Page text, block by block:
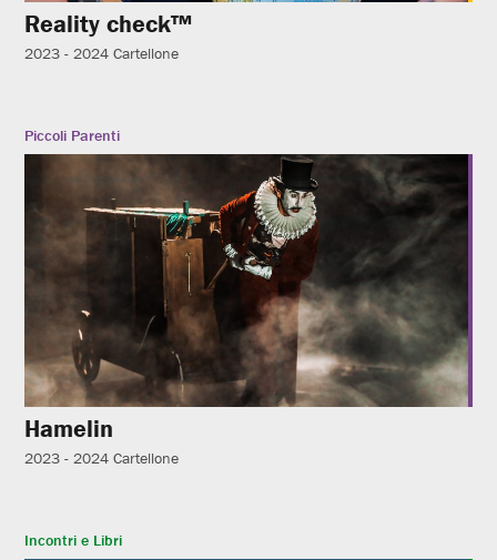
Reality check™
2023 - 2024 Cartellone
Piccoli Parenti
Hamelin
2023 - 2024 Cartellone
Incontri e Libri